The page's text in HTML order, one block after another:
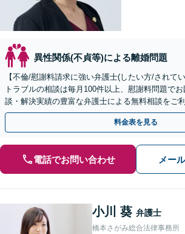
異性関係(不貞等)による離婚問題
【不倫/慰謝料請求に強い弁護士(したい方/されて
トラブルの相談は毎月100件以上、慰謝料問題で
談・解決実績の豊富な弁護士による無料相談をご
倫相談は初回0円】【全国対応】
料金表を見る
電話でお問い合わせ メー
小川 葵 弁護士
橋本さがみ総合法律事務所